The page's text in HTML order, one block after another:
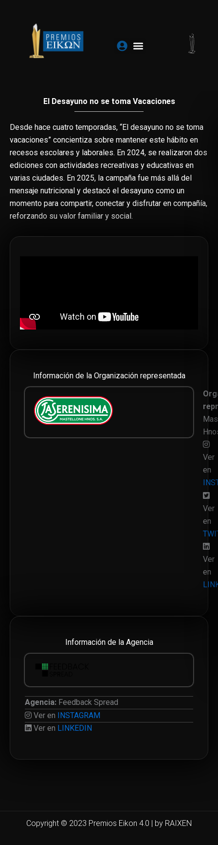
contenido
El Desayuno no se toma Vacaciones
Desde hace cuatro temporadas, “El desayuno no se toma
vacaciones” concientiza sobre mantener este hábito en
recesos escolares y laborales. En 2024, se realizaron dos
ediciones con actividades recreativas y educativas en
varias ciudades. En 2025, la campaña fue más allá del
mensaje nutricional y destacó el desayuno como un
momento para compartir, conectar y disfrutar en compañía,
reforzando su valor familiar y social.
Información de la Organización representada
Ver
en
Ver
en
Ver
en
Información de la Agencia
Agencia: Feedback Spread
Ver en INSTAGRAM
Ver en LINKEDIN
Copyright © 2023 Premios Eikon 4.0 | by RAIXEN